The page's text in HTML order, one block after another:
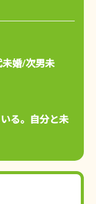
婚/次男未
る。自分と未